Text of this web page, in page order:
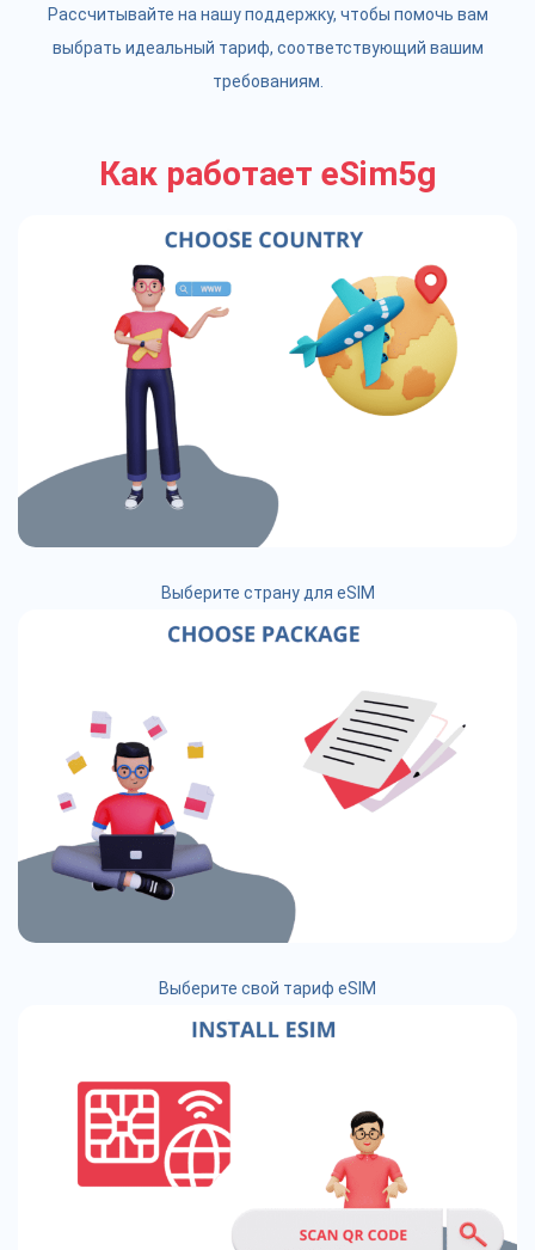
Рассчитывайте на нашу поддержку, чтобы помочь вам
выбрать идеальный тариф, соответствующий вашим
требованиям.
Как работает eSim5g
Выберите страну для eSIM
Выберите свой тариф eSIM